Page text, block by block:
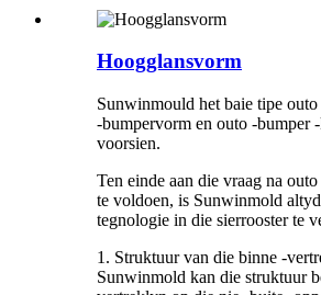
Hoogglansvorm
Sunwinmould het baie tipe
-bumpervorm en outo -bumper
voorsien.
Ten einde aan die vraag na
te voldoen, is Sunwinmold
tegnologie in die sierrooster te
1. Struktuur van die binne -
Sunwinmold kan die struktuur